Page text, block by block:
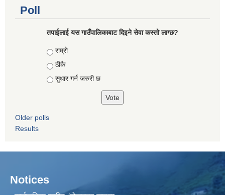
Poll
तपाईलाई यस गाउँपालिकाबाट दिइने सेवा कस्तो लाग्छ?
Choices
राम्राे
ठीकै
सुधार गर्न जरुरी छ
Older polls
Results
Notices